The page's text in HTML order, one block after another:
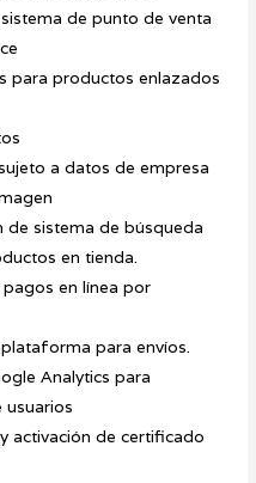
de punto de venta
para productos enlazados
a datos de empresa
de sistema de búsqueda
en tienda.
en línea por
para envíos.
Analytics para
activación de certificado